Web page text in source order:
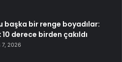
başka bir renge boyadılar:
10 derece birden çakıldı
7, 2026